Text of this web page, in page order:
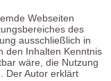
Webseiten
des
ausschließlich in
den Inhalten Kenntnis
wäre, die Nutzung
Der Autor erklärt